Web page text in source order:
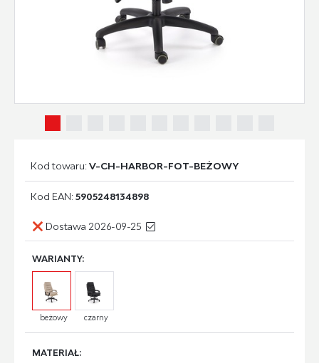
Kod towaru:V-CH-HARBOR-FOT-BEŻOWY
Kod EAN:5905248134898
Dostawa 2026-09-25
WARIANTY:
beżowy czarny
MATERIAŁ: